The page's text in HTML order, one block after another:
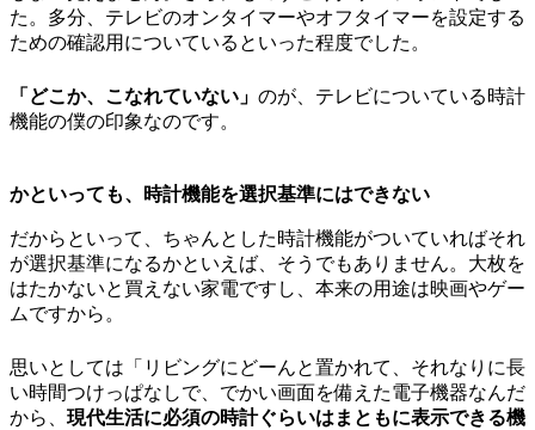
た。多分、テレビのオンタイマーやオフタイマーを設定する
ための確認用についているといった程度でした。
「どこか、こなれていない」 のが、テレビについている時計
機能の僕の印象なのです。
かといっても、時計機能を選択基準にはできない
だからといって、ちゃんとした時計機能がついていればそれ
が選択基準になるかといえば、そうでもありません。大枚を
はたかないと買えない家電ですし、本来の用途は映画やゲー
ムですから。
思いとしては「リビングにどーんと置かれて、それなりに長
い時間つけっぱなしで、でかい画面を備えた電子機器なんだ
から、 現代生活に必須の時計ぐらいはまともに表示できる機